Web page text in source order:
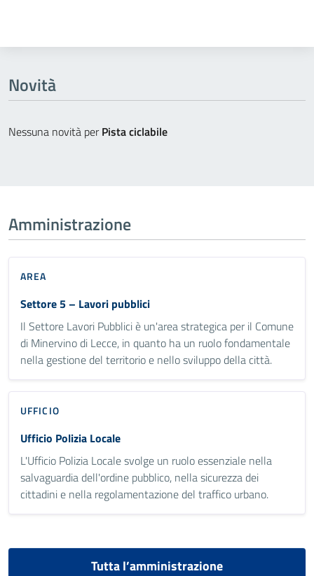
Novità
Nessuna novità perPista ciclabile
Amministrazione
AREA
Settore 5 – Lavori pubblici
Il Settore Lavori Pubblici è un'area strategica per il Comune
di Minervino di Lecce, in quanto ha un ruolo fondamentale
nella gestione del territorio e nello sviluppo della città.
UFFICIO
Ufficio Polizia Locale
L'Ufficio Polizia Locale svolge un ruolo essenziale nella
salvaguardia dell'ordine pubblico, nella sicurezza dei
cittadini e nella regolamentazione del traffico urbano.
Tutta l’amministrazione